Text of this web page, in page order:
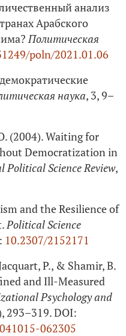
анализ
Арабского
Политическая
poln/2021.01.06
наука, 3, 9–
(2004). Waiting for
Democratization in
Science Review,
and the Resilience of
Political Science
10.2307/2152171
P., & Shamir, B.
and Ill-Measured
Psychology and
293–319. DOI:
062305